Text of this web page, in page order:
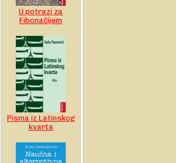
U potrazi za
Fibonačijem
Pisma iz Latinskog
kvarta